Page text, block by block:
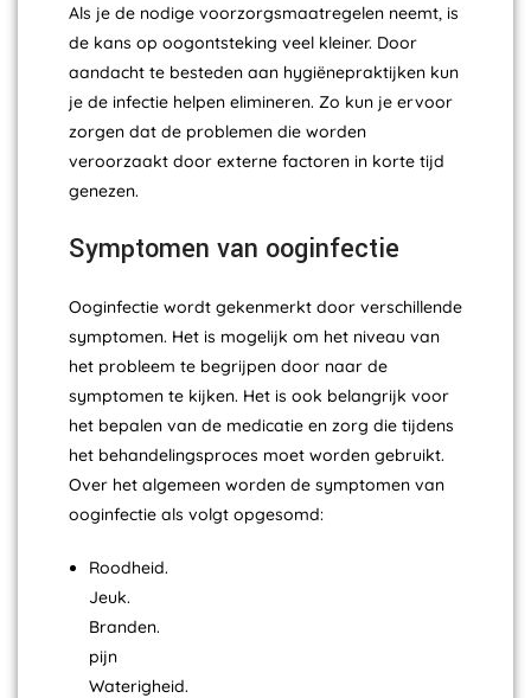
Als je de nodige voorzorgsmaatregelen neemt, is
de kans op oogontsteking veel kleiner. Door
aandacht te besteden aan hygiënepraktijken kun
je de infectie helpen elimineren. Zo kun je ervoor
zorgen dat de problemen die worden
veroorzaakt door externe factoren in korte tijd
genezen.
Symptomen van ooginfectie
Ooginfectie wordt gekenmerkt door verschillende
symptomen. Het is mogelijk om het niveau van
het probleem te begrijpen door naar de
symptomen te kijken. Het is ook belangrijk voor
het bepalen van de medicatie en zorg die tijdens
het behandelingsproces moet worden gebruikt.
Over het algemeen worden de symptomen van
ooginfectie als volgt opgesomd:
Roodheid.
Jeuk.
Branden.
pijn
Waterigheid.